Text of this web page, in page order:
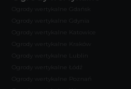
Ogrody wertykalne Gdańsk
Ogrody wertykalne Gdynia
Ogrody wertykalne Katowice
Ogrody wertykalne Kraków
Ogrody wertykalne Lublin
Ogrody wertykalne Łódź
Ogrody wertykalne Poznań